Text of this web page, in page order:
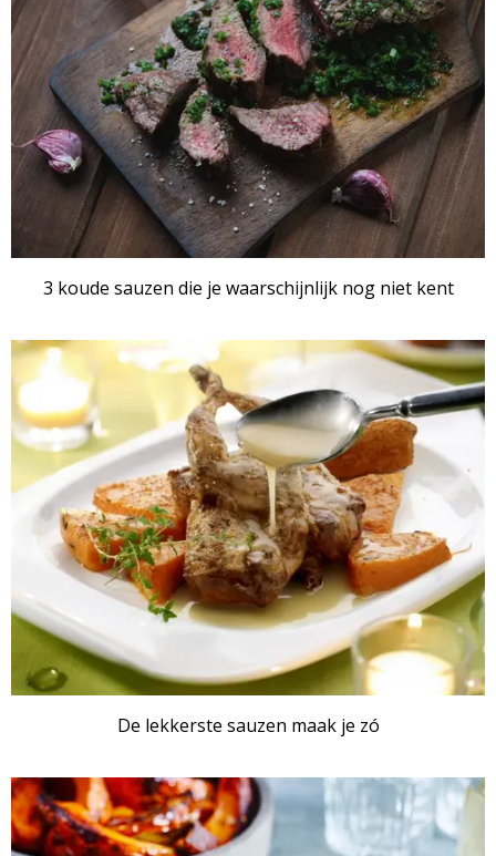
3 koude sauzen die je waarschijnlijk nog niet kent
De lekkerste sauzen maak je zó